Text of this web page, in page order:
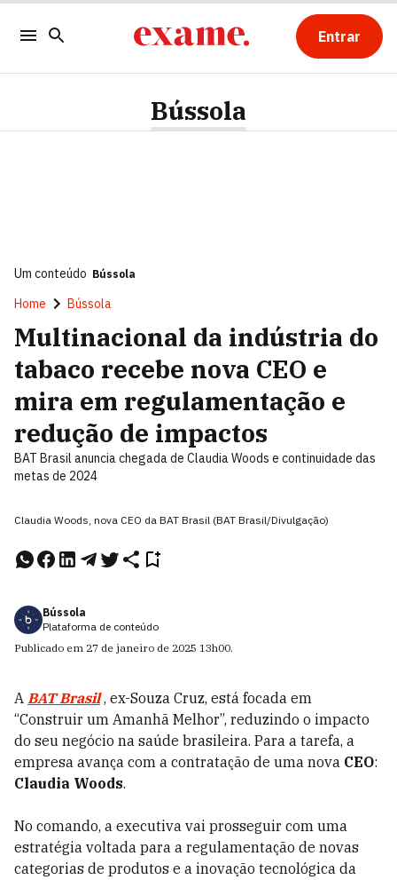
Entrar
Bússola
Um conteúdo Bússola
Home Bússola
Multinacional da indústria do
tabaco recebe nova CEO e
mira em regulamentação e
redução de impactos
BAT Brasil anuncia chegada de Claudia Woods e continuidade das
metas de 2024
Claudia Woods, nova CEO da BAT Brasil (BAT Brasil/Divulgação)
Bússola
Plataforma de conteúdo
Publicado em 27 de janeiro de 2025 13h00.
A BAT Brasil, ex-Souza Cruz, está focada em
“Construir um Amanhã Melhor”, reduzindo o impacto
do seu negócio na saúde brasileira. Para a tarefa, a
empresa avança com a contratação de uma nova CEO:
Claudia Woods.
No comando, a executiva vai prosseguir com uma
estratégia voltada para a regulamentação de novas
categorias de produtos e a inovação tecnológica da